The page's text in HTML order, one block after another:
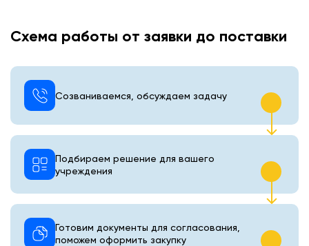
Схема работы от заявки до поставки
Созваниваемся, обсуждаем задачу
Подбираем решение для вашего
учреждения
Готовим документы для согласования,
поможем оформить закупку